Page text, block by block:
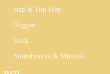
Rap & Hip Hop
Reggae
Rock
Soundtracks & Musical